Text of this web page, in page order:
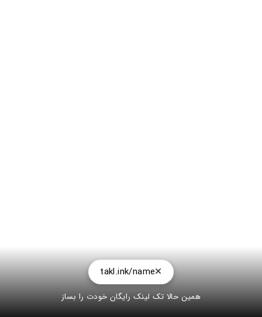
takl.ink/name
همین حالا تک لینک رایگان خودت را بساز